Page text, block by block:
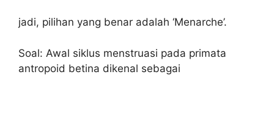
jadi, pilihan yang benar adalah ‘Menarche’.
Soal: Awal siklus menstruasi pada primata
antropoid betina dikenal sebagai